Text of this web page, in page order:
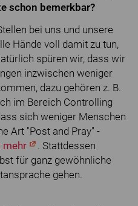
schon bemerkbar?
bei uns und unsere
Hände voll damit zu tun,
spüren wir, dass wir
inzwischen weniger
dazu gehören z. B.
im Bereich Controlling
sich weniger Menschen
Art "Post and Pray" -
mehr
. Stattdessen
für ganz gewöhnliche
gehen.